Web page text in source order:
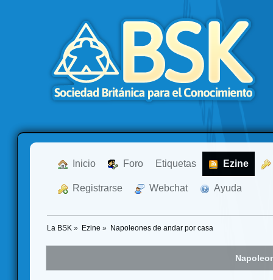
Inicio Foro Etiquetas Ezine
Registrarse Webchat Ayuda
La BSK » Ezine » Napoleones de andar por casa